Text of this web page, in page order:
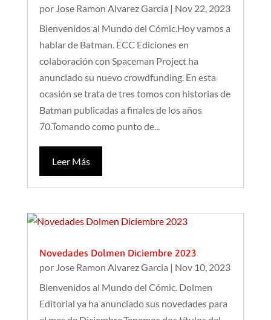
por Jose Ramon Alvarez Garcia | Nov 22, 2023
Bienvenidos al Mundo del Cómic.Hoy vamos a
hablar de Batman. ECC Ediciones en
colaboración con Spaceman Project ha
anunciado su nuevo crowdfunding. En esta
ocasión se trata de tres tomos con historias de
Batman publicadas a finales de los años
70.Tomando como punto de...
Leer Más
Novedades Dolmen Diciembre 2023
por Jose Ramon Alvarez Garcia | Nov 10, 2023
Bienvenidos al Mundo del Cómic. Dolmen
Editorial ya ha anunciado sus novedades para